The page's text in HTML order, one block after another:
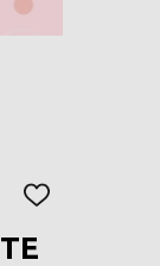
AGGIUNGI
LISTA
DEI